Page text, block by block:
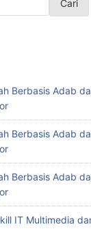
Cari
Berbasis Adab
Berbasis Adab
Berbasis Adab
IT Multimedia